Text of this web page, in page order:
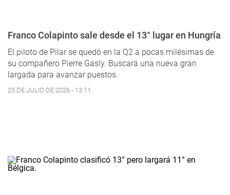
Franco Colapinto sale desde el 13° lugar en Hungría
El piloto de Pilar se quedó en la Q2 a pocas milésimas de
su compañero Pierre Gasly. Buscará una nueva gran
largada para avanzar puestos.
25 DE JULIO DE 2026 - 13:11